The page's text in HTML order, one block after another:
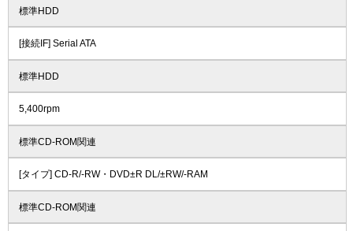
標準HDD
[接続IF] Serial ATA
標準HDD
5,400rpm
標準CD-ROM関連
[タイプ] CD-R/-RW・DVD±R DL/±RW/-RAM
標準CD-ROM関連